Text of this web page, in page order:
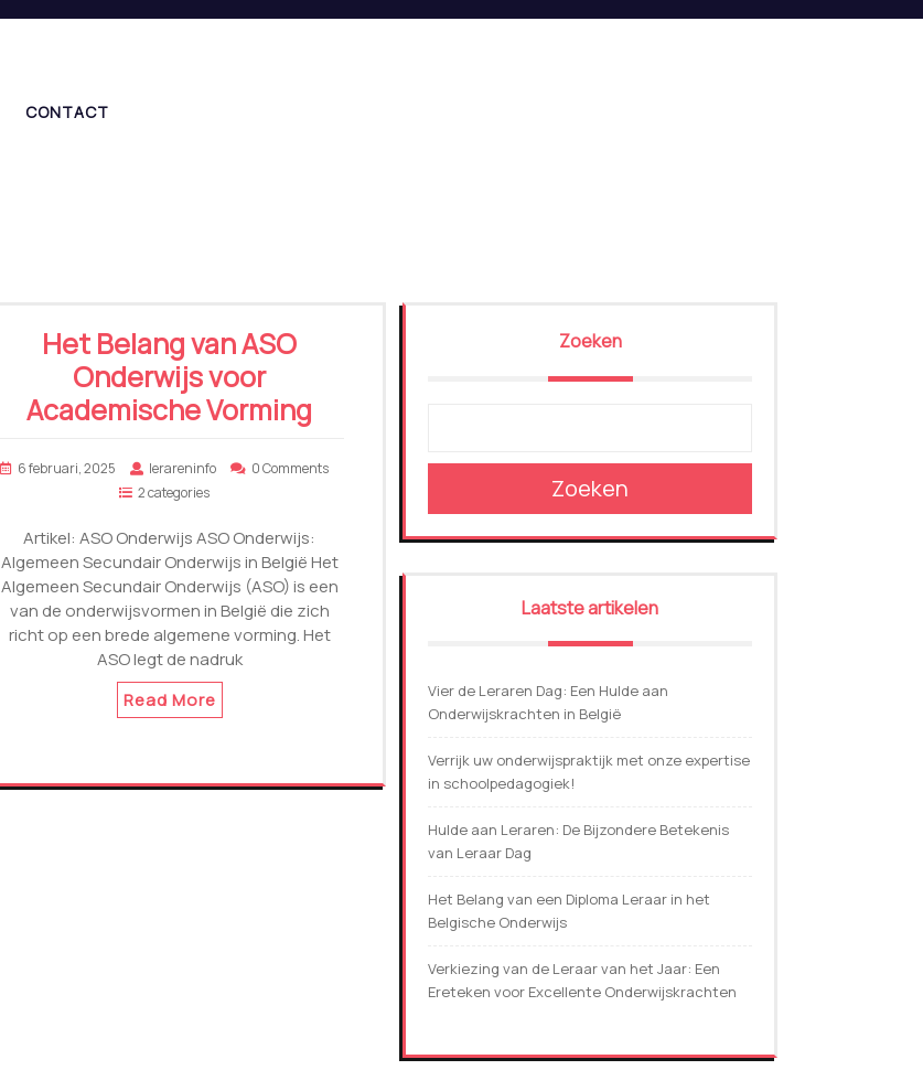
CONTACT
Het Belang van ASO
Onderwijs voor
Academische Vorming
6 februari, 2025 lerareninfo
0 Comments
2 categories
Artikel: ASO Onderwijs ASO Onderwijs:
Algemeen Secundair Onderwijs in België Het
Algemeen Secundair Onderwijs (ASO) is een
van de onderwijsvormen in België die zich
richt op een brede algemene vorming. Het
ASO legt de nadruk
Read More
Zoeken
Zoeken
Laatste artikelen
Vier de Leraren Dag: Een Hulde aan
Onderwijskrachten in België
Verrijk uw onderwijspraktijk met onze expertise
in schoolpedagogiek!
Hulde aan Leraren: De Bijzondere Betekenis
van Leraar Dag
Het Belang van een Diploma Leraar in het
Belgische Onderwijs
Verkiezing van de Leraar van het Jaar: Een
Ereteken voor Excellente Onderwijskrachten